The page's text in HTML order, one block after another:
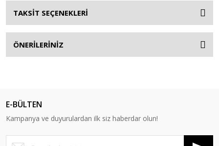
TAKSİT SEÇENEKLERİ
ÖNERİLERİNİZ
E-BÜLTEN
Kampanya ve duyurulardan ilk siz haberdar olun!